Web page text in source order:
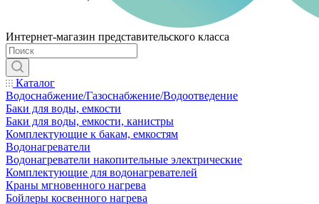
Интернет-магазин представительского класса
Каталог
Водоснабжение/Газоснабжение/Водоотведение
Баки для воды, емкости
Баки для воды, емкости, канистры
Комплектующие к бакам, емкостям
Водонагреватели
Водонагреватели накопительные электрические
Комплектующие для водонагревателей
Краны мгновенного нагрева
Бойлеры косвенного нагрева